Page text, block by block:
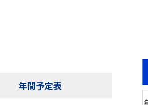
年間予定表